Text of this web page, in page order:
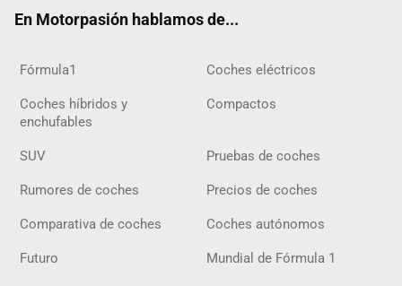
En Motorpasión hablamos de...
Fórmula1 Coches eléctricos
Coches híbridos y
enchufables
Compactos
SUV Pruebas de coches
Rumores de coches Precios de coches
Comparativa de coches Coches autónomos
Futuro Mundial de Fórmula 1